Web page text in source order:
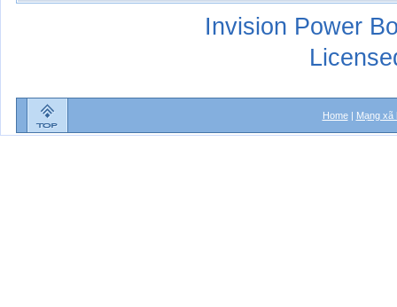
Invision Power
Home| Mạng xã